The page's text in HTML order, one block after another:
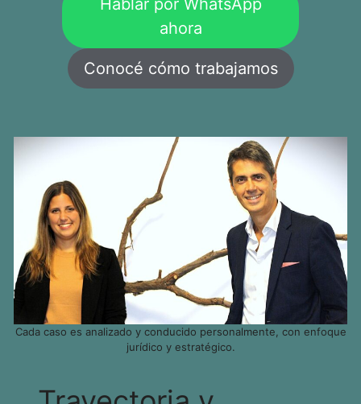
Hablar por WhatsApp
ahora
Conocé cómo trabajamos
Cada caso es analizado y conducido personalmente, con enfoque
jurídico y estratégico.